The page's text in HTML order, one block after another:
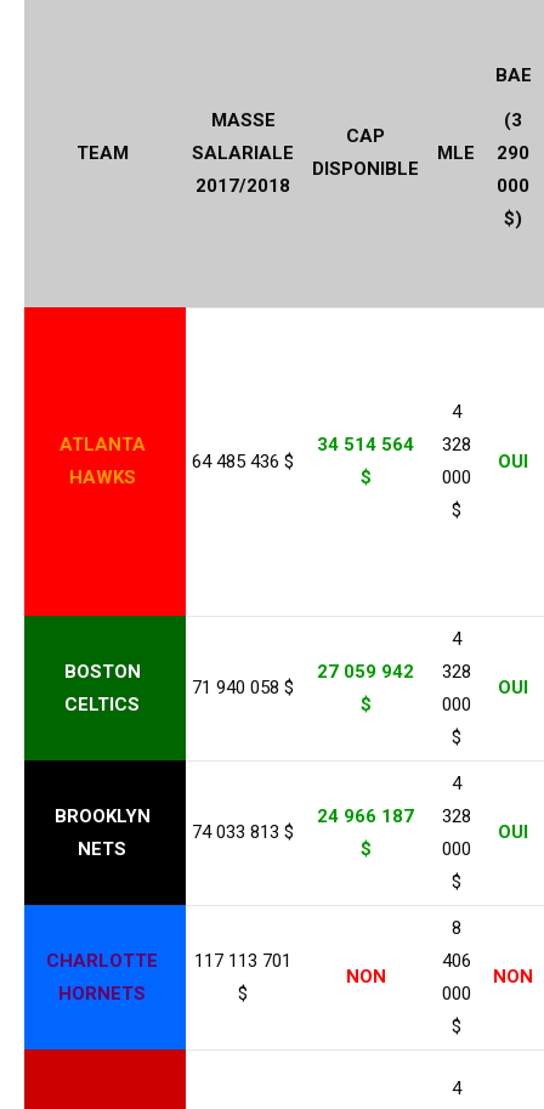
TEAM
MASSE
SALARIALE
2017/2018
CAP
DISPONIBLE
MLE
BAE
(3
290
000
$)
ATLANTA
HAWKS
64 485 436 $
34 514 564
$
4
328
000
$
OUI
BOSTON
CELTICS
71 940 058 $
27 059 942
$
4
328
000
$
OUI
BROOKLYN
NETS
74 033 813 $
24 966 187
$
4
328
000
$
OUI
CHARLOTTE
HORNETS
117 113 701
$
NON
8
406
000
$
NON
4